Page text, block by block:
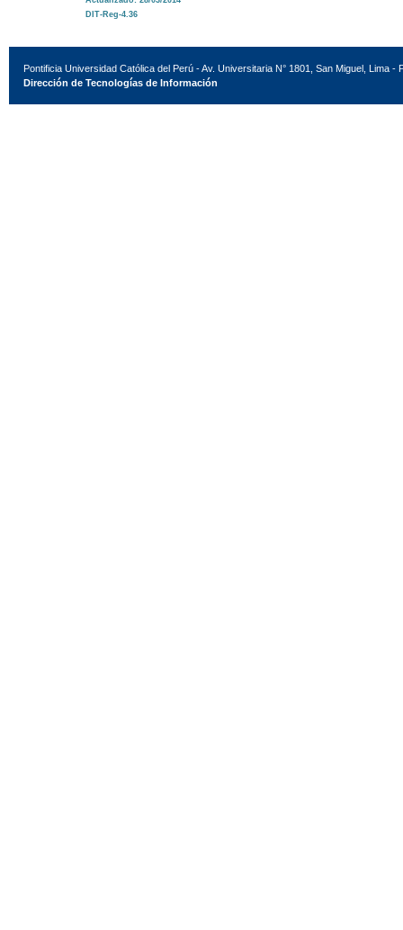
DIT-Reg-4.36
Pontificia Universidad Católica del Perú - Av. Universitaria N° 1801, San Miguel, Lima -
Dirección de Tecnologías de Información